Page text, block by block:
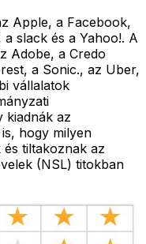
Apple, a Facebook,
slack és a Yahoo!. A
Adobe, a Credo
a Sonic., az Uber,
vállalatok
kiadnák az
hogy milyen
tiltakoznak az
(NSL) titokban